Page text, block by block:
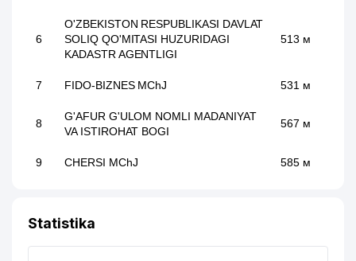
6
O'ZBEKISTON RESPUBLIKASI DAVLAT
SOLIQ QO'MITASI HUZURIDAGI
KADASTR AGENTLIGI
513 м
7 FIDO-BIZNES MChJ 531 м
8
G'AFUR G'ULOM NOMLI MADANIYAT
VA ISTIROHAT BOGI
567 м
9 CHERSI MChJ 585 м
11 EUROASIA INSURANCE QK MChJ
Statistika